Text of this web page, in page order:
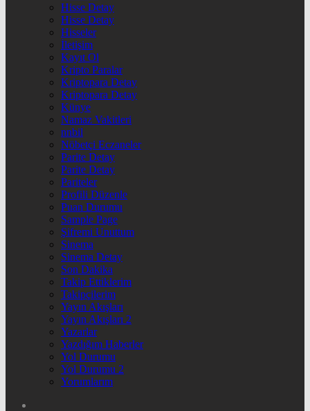
Hisse Detay
Hisse Detay
Hisseler
İletişim
Kayıt Ol
Kripto Paralar
Kriptopara Detay
Kriptopara Detay
Künye
Namaz Vakitleri
nnbil
Nöbetçi Eczaneler
Parite Detay
Parite Detay
Pariteler
Profili Düzenle
Puan Durumu
Sample Page
Şifremi Unuttum
Sinema
Sinema Detay
Son Dakika
Takip Ettiklerim
Takipçilerim
Yayın Akışları
Yayın Akışları 2
Yazarlar
Yazdığım Haberler
Yol Durumu
Yol Durumu 2
Yorumlarım